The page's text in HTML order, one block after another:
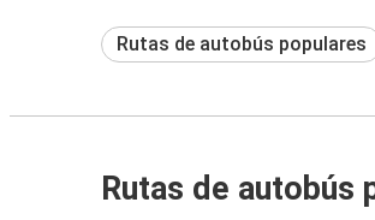
Rutas de autobús populares
Rutas de autobús